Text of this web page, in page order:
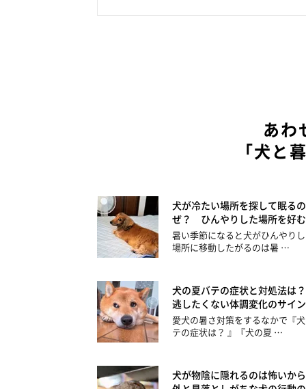
あわ
「犬と
犬が冷たい場所を探して眠る
ぜ？ ひんやりした場所を好
暑い季節になると犬がひんやり
場所に移動したがるのは暑 …
犬の夏バテの症状と対処法は
逃したくない体調変化のサイ
愛犬の暑さ対策をするなかで『
テの症状は？ 』『犬の夏 …
犬が物陰に隠れるのは怖いか